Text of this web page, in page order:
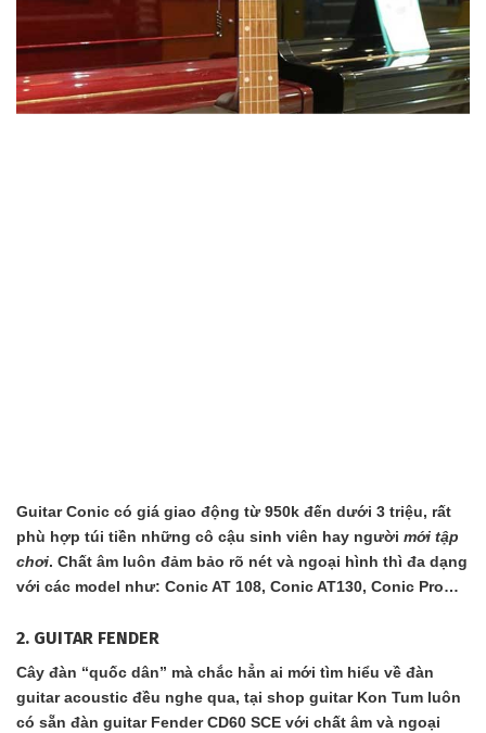
Guitar Conic có giá giao động từ 950k đến dưới 3 triệu, rất
phù hợp túi tiền những cô cậu sinh viên hay người mới tập
chơi. Chất âm luôn đảm bảo rõ nét và ngoại hình thì đa dạng
với các model như: Conic AT 108, Conic AT130, Conic Pro…
2. GUITAR FENDER
Cây đàn “quốc dân” mà chắc hẳn ai mới tìm hiểu về đàn
guitar acoustic đều nghe qua, tại shop guitar Kon Tum luôn
có sẵn đàn guitar Fender CD60 SCE với chất âm và ngoại